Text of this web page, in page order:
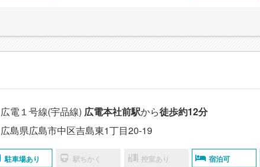
広電１号線(宇品線) 広電本社前駅から徒歩約12分
広島県広島市中区吉島東1丁目20-19
駐車場あり 駅ちかく 控室あり 宿泊可